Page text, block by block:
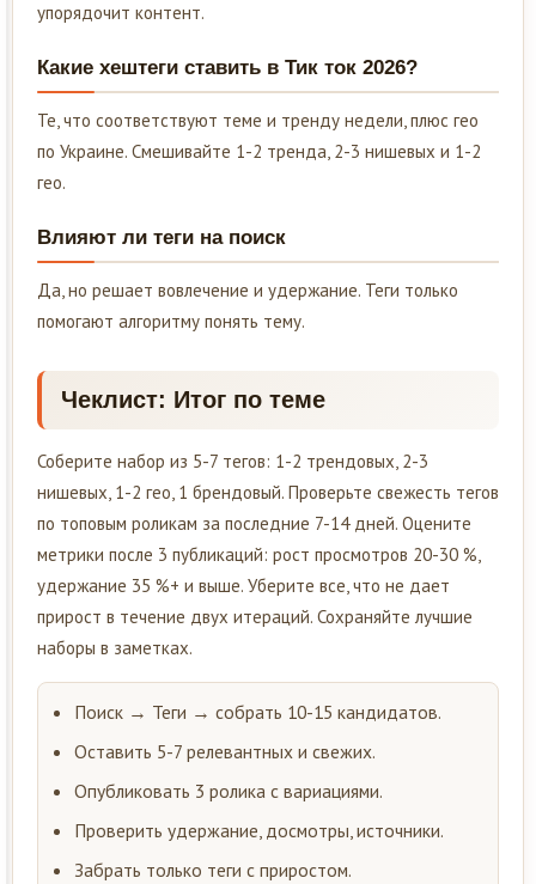
упорядочит контент.
Какие хештеги ставить в Тик ток 2026?
Те, что соответствуют теме и тренду недели, плюс гео
по Украине. Смешивайте 1-2 тренда, 2-3 нишевых и 1-2
гео.
Влияют ли теги на поиск
Да, но решает вовлечение и удержание. Теги только
помогают алгоритму понять тему.
Чеклист: Итог по теме
Соберите набор из 5-7 тегов: 1-2 трендовых, 2-3
нишевых, 1-2 гео, 1 брендовый. Проверьте свежесть тегов
по топовым роликам за последние 7-14 дней. Оцените
метрики после 3 публикаций: рост просмотров 20-30 %,
удержание 35 %+ и выше. Уберите все, что не дает
прирост в течение двух итераций. Сохраняйте лучшие
наборы в заметках.
Поиск → Теги → собрать 10-15 кандидатов.
Оставить 5-7 релевантных и свежих.
Опубликовать 3 ролика с вариациями.
Проверить удержание, досмотры, источники.
Забрать только теги с приростом.